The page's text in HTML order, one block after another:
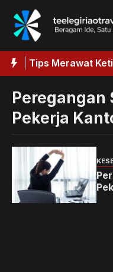
Langsung
Tips Merawat
Penggelapan
Peregangan
Pekerja